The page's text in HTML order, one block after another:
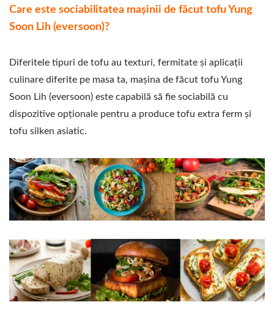
Care este sociabilitatea mașinii de făcut tofu Yung
Soon Lih (eversoon)?
Diferitele tipuri de tofu au texturi, fermitate și aplicații
culinare diferite pe masa ta, mașina de făcut tofu Yung
Soon Lih (eversoon) este capabilă să fie sociabilă cu
dispozitive opționale pentru a produce tofu extra ferm și
tofu silken asiatic.